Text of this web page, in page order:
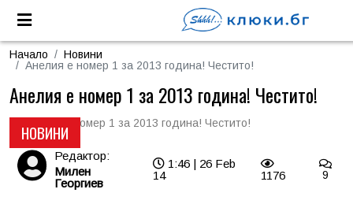
Начало
Новини
Анелия е номер 1 за 2013 година! Честито!
НОВИНИ
Анелия е номер 1 за 2013 година! Честито!
Редактор:
Милен
Георгиев
1:46 | 26 Feb
14
1176 9